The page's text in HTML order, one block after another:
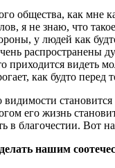
общества, как мне
я не знаю, что
у людей как
распространены
приходится
как будто
видимости
его жизнь
в благочестии. Вот
нашим